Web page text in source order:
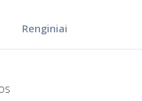
Renginiai